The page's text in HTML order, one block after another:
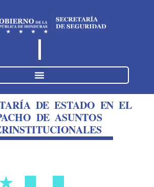
DE ESTADO EN EL
DE ASUNTOS